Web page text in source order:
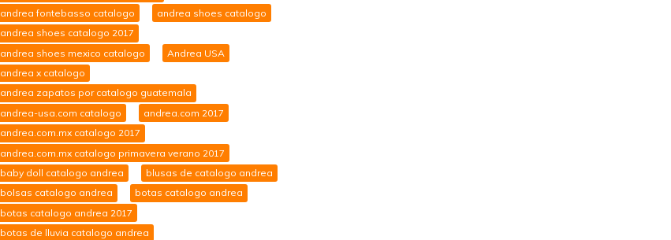
andrea fontebasso catalogo
andrea shoes catalogo
andrea shoes catalogo 2017
andrea shoes mexico catalogo
Andrea USA
andrea x catalogo
andrea zapatos por catalogo guatemala
andrea-usa.com catalogo
andrea.com 2017
andrea.com.mx catalogo 2017
andrea.com.mx catalogo primavera verano 2017
baby doll catalogo andrea
blusas de catalogo andrea
bolsas catalogo andrea
botas catalogo andrea
botas catalogo andrea 2017
botas de lluvia catalogo andrea